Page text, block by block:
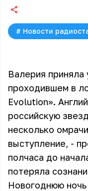
# Новости
Валерия приняла
проходившем в
Evolution».
российскую
несколько
выступление, -
полчаса до
потеряла
Новогоднюю ночь